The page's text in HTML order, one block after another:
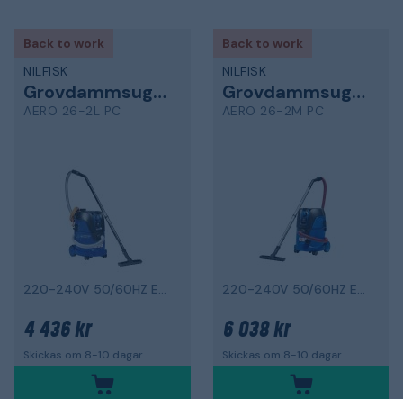
Back to work
NILFISK
Grovdammsugare
AERO 26-2L PC
220-240V 50/60HZ EU, L-klass
4 436 kr
Skickas om 8-10 dagar
Back to work
NILFISK
Grovdammsugare
AERO 26-2M PC
220-240V 50/60HZ EU, M-klass
6 038 kr
Skickas om 8-10 dagar